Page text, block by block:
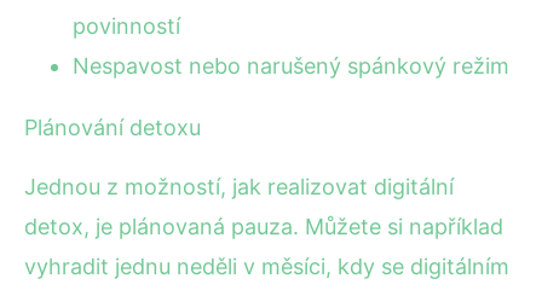
povinností
Nespavost nebo narušený spánkový režim
Plánování detoxu
Jednou z možností, jak realizovat digitální
detox, je plánovaná pauza. Můžete si například
vyhradit jednu neděli v měsíci, kdy se digitálním